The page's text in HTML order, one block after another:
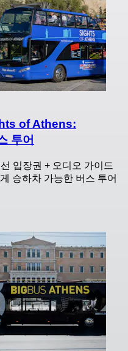
of Athens:
투어
입장권 + 오디오 가이드
승하차 가능한 버스 투어